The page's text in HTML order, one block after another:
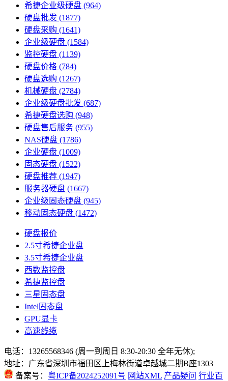
希捷企业级硬盘 (964)
硬盘批发 (1877)
硬盘采购 (1641)
企业级硬盘 (1584)
监控硬盘 (1139)
硬盘价格 (784)
硬盘选购 (1267)
机械硬盘 (2784)
企业级硬盘批发 (687)
希捷硬盘选购 (948)
硬盘售后服务 (955)
NAS硬盘 (1786)
企业硬盘 (1009)
固态硬盘 (1522)
硬盘推荐 (1947)
服务器硬盘 (1667)
企业级固态硬盘 (945)
移动固态硬盘 (1472)
硬盘报价
2.5寸希捷企业盘
3.5寸希捷企业盘
西数监控盘
希捷监控盘
三星固态盘
Intel固态盘
GPU显卡
高速线缆
电话：13265568346 (周一到周日 8:30-20:30 全年无休);
地址：广东省深圳市福田区上梅林街道卓越城二期B座1303
备案号： 粤ICP备2024252091号 网站XML 产品疑问 行业百